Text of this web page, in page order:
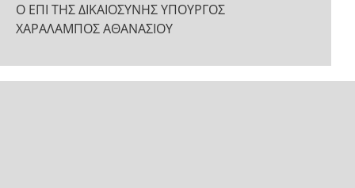
Ο ΕΠΙ ΤΗΣ ΔΙΚΑΙΟΣΥΝΗΣ ΥΠΟΥΡΓΟΣ
ΧΑΡΑΛΑΜΠΟΣ ΑΘΑΝΑΣΙΟΥ